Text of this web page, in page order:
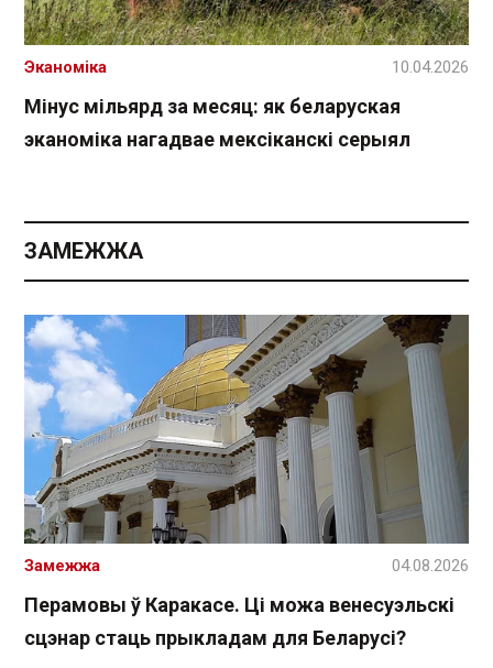
Мінус мільярд за месяц: як беларуская
эканоміка нагадвае мексіканскі серыял
Эканоміка 10.04.2026
ЗАМЕЖЖА
Перамовы ў Каракасе. Ці можа венесуэльскі
сцэнар стаць прыкладам для Беларусі?
Замежжа 04.08.2026